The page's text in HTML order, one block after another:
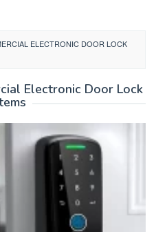
ELECTRONIC DOOR LOCK
Electronic Door Lock